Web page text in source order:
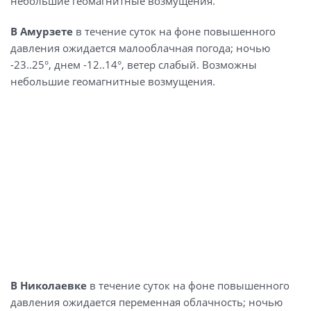
В Амурзете в течение суток на фоне повышенного
давления ожидается малооблачная погода; ночью
-23..25°, днем -12..14°, ветер слабый. Возможны
небольшие геомагнитные возмущения.
В Николаевке в течение суток на фоне повышенного
давления ожидается переменная облачность; ночью